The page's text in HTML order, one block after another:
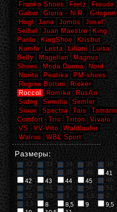
Franko Shoes
Fretz
Freude
Gabor
Gloria - N.R.
Grisport
Hogl
Jana Jomos
Josef
Seibel
Juan Maestre
King
Paolo
KingShoe
Krisbut
Kumfo
Lesta Liliani
Luisa
Belly
Magellan
Magnus
Shoes
Moda Donna
Nord
Norita
Peatika
PM-shoes
Regina Bottini
Rieker
Roccol
Romika
RusAri
Sateg
Semilia
Semler
Sioux
Spectra Tais
Tamaris
Comfort
Trio Triton
Vivalo
VS
VV-Vito
Waldlaufer
Walrus
WBL Sport
Размеры:
32 33 34 35
36
37
38 39 40
41
42
43 44 45
46
47
48 49 50
51
52
53 1 1,5
2
2,5
8 8,5 9
9,5